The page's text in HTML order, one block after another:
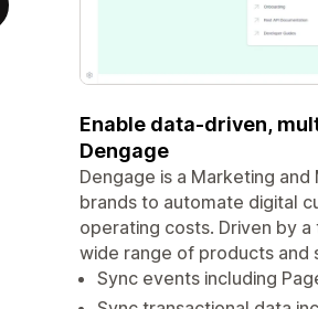
Enable data-driven,
Dengage
Dengage is a Marketing
brands to automate digital
operating costs. Driven by
wide range of products and
Sync events including